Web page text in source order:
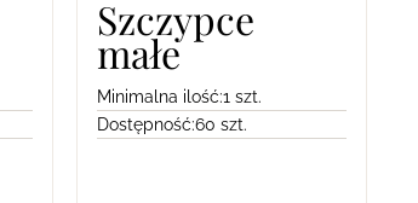
Szczypce
małe
Minimalna ilość:1 szt.
Dostępność:60 szt.